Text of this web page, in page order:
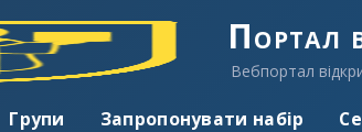
Портал
Вебпортал
Групи Запропонувати набір